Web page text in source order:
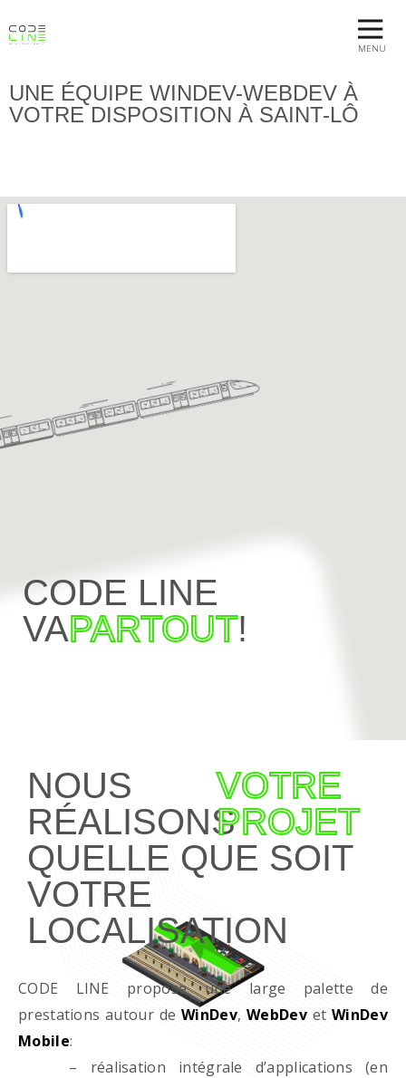
MENU
UNE ÉQUIPE WINDEV-WEBDEV À
VOTRE DISPOSITION À SAINT-LÔ
CODE LINE
VAPARTOUT!
NOUS
RÉALISONS
VOTRE
PROJET
QUELLE QUE SOIT
VOTRE
LOCALISATION
CODE LINE propose une large palette de
prestations autour deWinDev,WebDevet WinDev
Mobile:
– réalisation intégrale d’applications (en